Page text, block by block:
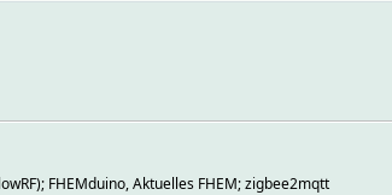
FHEMduino, Aktuelles FHEM; zigbee2mqtt